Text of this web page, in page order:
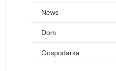
News
Dom
Gospodarka